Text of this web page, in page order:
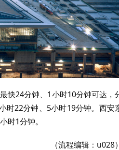
快24分钟、1小时10分钟可达，
时22分钟、5小时19分钟。西安
时1分钟。
（流程编辑：u028）